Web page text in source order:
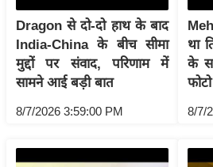
फै
श
न
घ
लू
स्खे
Dragon से दो-दो हाथ के बाद
India-China के बीच सीमा
मुद्दों पर संवाद, परिणाम में
सामने आई बड़ी बात
8/7/2026 3:59:00 PM
था
के
8/7/